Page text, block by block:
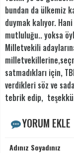
bundan da ülkemiz
duymak kalıyor.
mutluluğu.. yoksa
Milletvekili
satmadıkları için,
verdikleri söz ve
tebrik edip,
YORUM EKLE
Adınız Soyadınız